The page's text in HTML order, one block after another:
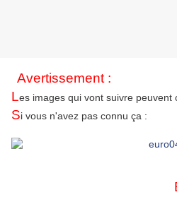
Avertissement :
Les images qui vont suivre peuvent
Si vous n'avez pas connu ça :
(photo